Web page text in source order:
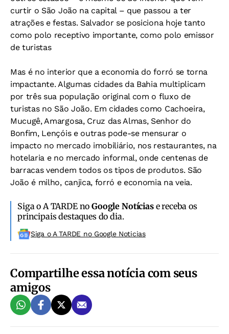
curtir o São João na capital – que passou a ter
atrações e festas. Salvador se posiciona hoje tanto
como polo receptivo importante, como polo emissor
de turistas
Mas é no interior que a economia do forró se torna
impactante. Algumas cidades da Bahia multiplicam
por três sua população original com o fluxo de
turistas no São João. Em cidades como Cachoeira,
Mucugê, Amargosa, Cruz das Almas, Senhor do
Bonfim, Lençóis e outras pode-se mensurar o
impacto no mercado imobiliário, nos restaurantes, na
hotelaria e no mercado informal, onde centenas de
barracas vendem todos os tipos de produtos. São
João é milho, canjica, forró e economia na veia.
Siga o A TARDE noGoogle Notíciase receba os
principais destaques do dia.
Siga o A TARDE no Google Noticias
Compartilhe essa notícia com seus
amigos